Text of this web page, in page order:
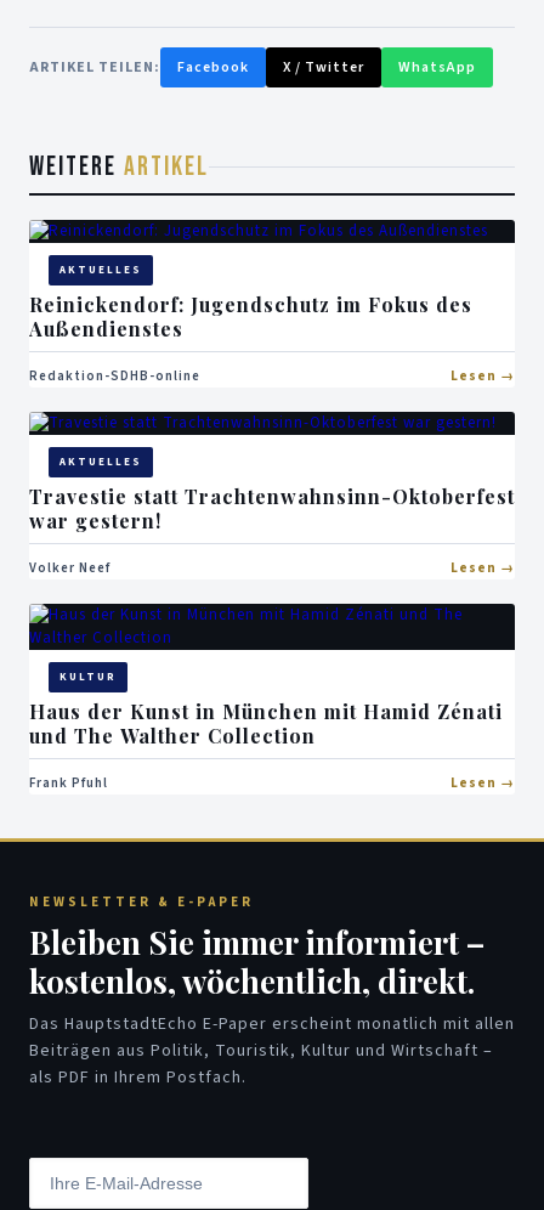
ARTIKEL TEILEN: Facebook X / Twitter WhatsApp
WEITERE ARTIKEL
AKTUELLES
Reinickendorf: Jugendschutz im Fokus des
Außendienstes
Redaktion-SDHB-online Lesen
AKTUELLES
Travestie statt Trachtenwahnsinn-Oktoberfest
war gestern!
Volker Neef Lesen
KULTUR
Haus der Kunst in München mit Hamid Zénati
und The Walther Collection
Frank Pfuhl Lesen
NEWSLETTER & E-PAPER
Bleiben Sie immer informiert –
kostenlos, wöchentlich, direkt.
Das HauptstadtEcho E-Paper erscheint monatlich mit allen
Beiträgen aus Politik, Touristik, Kultur und Wirtschaft –
als PDF in Ihrem Postfach.